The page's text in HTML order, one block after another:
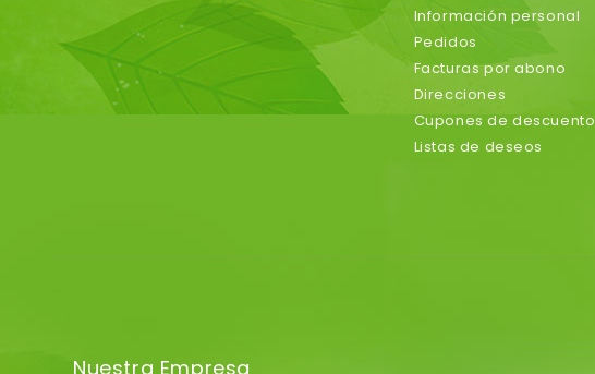
Información personal
Pedidos
Facturas por abono
Direcciones
Cupones de descuento
Listas de deseos
Nuestra Empresa